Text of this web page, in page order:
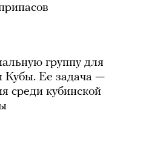
группу для
Кубы. Ее задача —
среди кубинской